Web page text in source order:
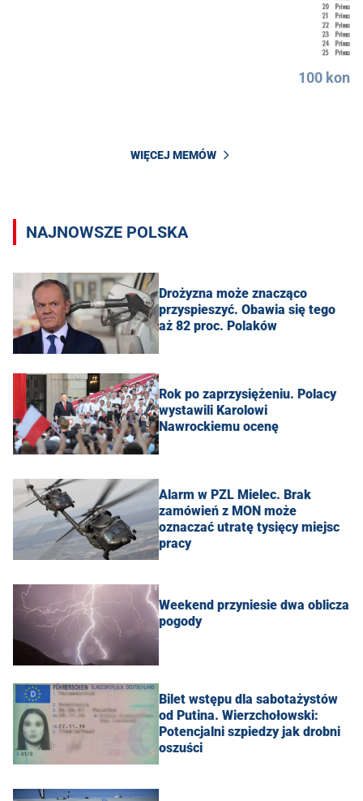
100
WIĘCEJ MEMÓW
NAJNOWSZE POLSKA
Drożyzna może znacząco
przyspieszyć. Obawia się tego
aż 82 proc. Polaków
Rok po zaprzysiężeniu. Polacy
wystawili Karolowi
Nawrockiemu ocenę
Alarm w PZL Mielec. Brak
zamówień z MON może
oznaczać utratę tysięcy miejsc
pracy
Weekend przyniesie dwa oblicza
pogody
Bilet wstępu dla sabotażystów
od Putina. Wierzchołowski:
Potencjalni szpiedzy jak drobni
oszuści